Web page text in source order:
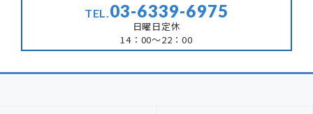
TEL.03-6339-6975
日曜日定休
14：00～22：00